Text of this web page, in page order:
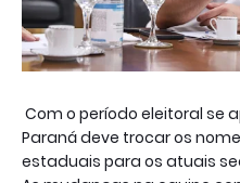
Com o período eleitoral se
Paraná deve trocar os
estaduais para os atuais